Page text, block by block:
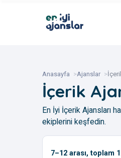
Anasayfa Ajanslar
İçerik
En İyi İçerik Ajansları
ekiplerini keşfedin.
7–12 arası, toplam